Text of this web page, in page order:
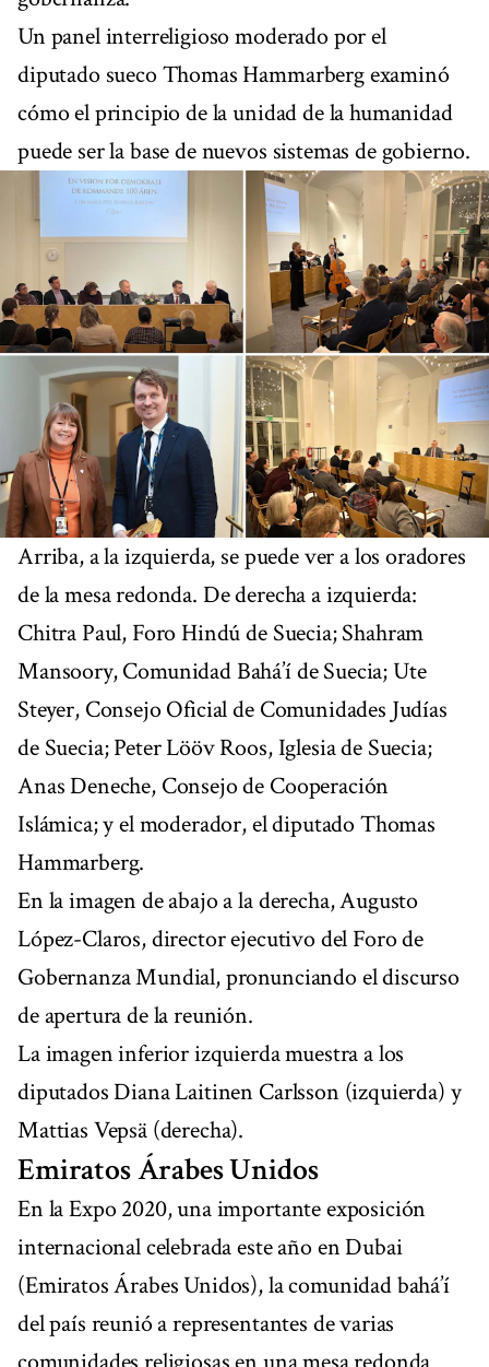
Un panel interreligioso moderado por el
diputado sueco Thomas Hammarberg examinó
cómo el principio de la unidad de la humanidad
puede ser la base de nuevos sistemas de gobierno.
Arriba, a la izquierda, se puede ver a los oradores
de la mesa redonda. De derecha a izquierda:
Chitra Paul, Foro Hindú de Suecia; Shahram
Mansoory, Comunidad Bahá’í de Suecia; Ute
Steyer, Consejo Oficial de Comunidades Judías
de Suecia; Peter Lööv Roos, Iglesia de Suecia;
Anas Deneche, Consejo de Cooperación
Islámica; y el moderador, el diputado Thomas
Hammarberg.
En la imagen de abajo a la derecha, Augusto
López-Claros, director ejecutivo del Foro de
Gobernanza Mundial, pronunciando el discurso
de apertura de la reunión.
La imagen inferior izquierda muestra a los
diputados Diana Laitinen Carlsson (izquierda) y
Mattias Vepsä (derecha).
Emiratos Árabes Unidos
En la Expo 2020, una importante exposición
internacional celebrada este año en Dubai
(Emiratos Árabes Unidos), la comunidad bahá’í
del país reunió a representantes de varias